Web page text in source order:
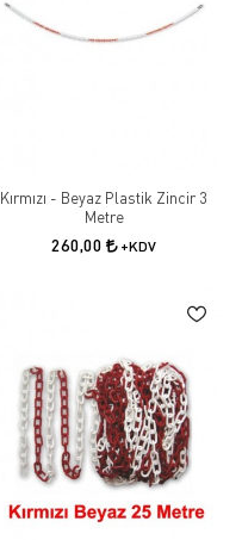
Kırmızı - Beyaz Plastik Zincir 3
Metre
260,00 +KDV